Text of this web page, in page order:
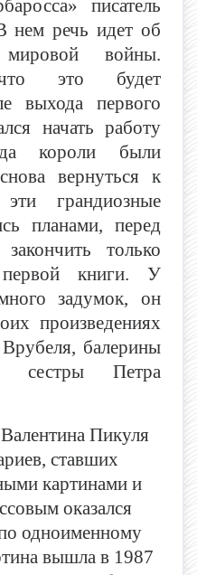
писатель
нем речь идет об
войны.
что это будет
выхода первого
начать работу
короли были
вернуться к
грандиозные
планами, перед
только
книги. У
задумок, он
произведениях
балерины
сестры Петра
Пикуля
ставших
картинами и
оказался
одноименному
вышла в 1987